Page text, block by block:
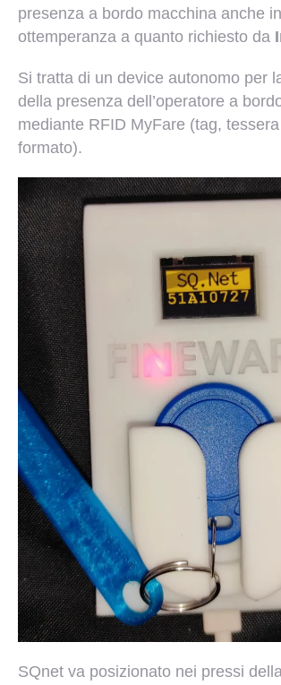
presenza a bordo macchina anche in
ottemperanza a quanto richiesto da
Si tratta di un device autonomo per
della presenza dell’operatore a
mediante RFID MyFare (tag,
formato).
SQnet va posizionato nei pressi